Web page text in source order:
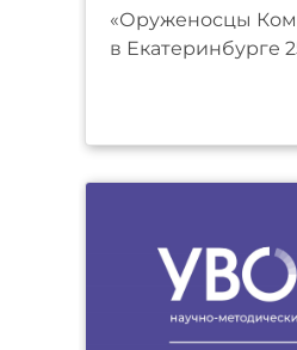
«Оруженосцы
в Екатеринбурге